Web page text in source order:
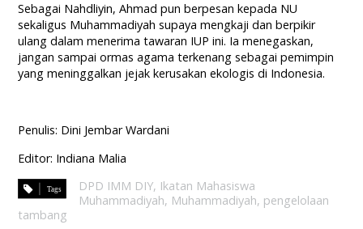
Sebagai Nahdliyin, Ahmad pun berpesan kepada NU
sekaligus Muhammadiyah supaya mengkaji dan berpikir
ulang dalam menerima tawaran IUP ini. Ia menegaskan,
jangan sampai ormas agama terkenang sebagai pemimpin
yang meninggalkan jejak kerusakan ekologis di Indonesia.
Penulis: Dini Jembar Wardani
Editor: Indiana Malia
DPD IMM DIY, Ikatan Mahasiswa
Muhammadiyah, Muhammadiyah, pengelolaan
tambang